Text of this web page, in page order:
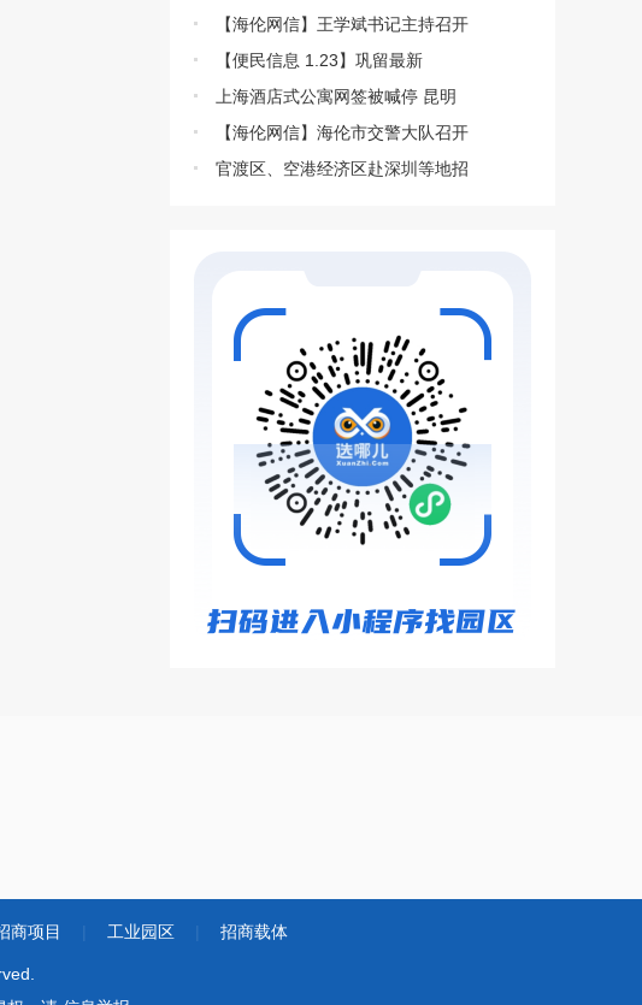
【海伦网信】王学斌书记主持召开
【便民信息 1.23】巩留最新
上海酒店式公寓网签被喊停 昆明
【海伦网信】海伦市交警大队召开
官渡区、空港经济区赴深圳等地招
商项目 工业园区 招商载体